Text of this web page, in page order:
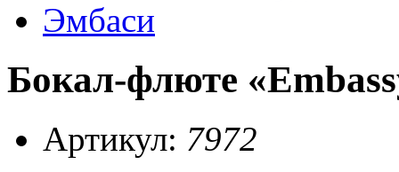
Эмбаси
Бокал-флюте
Артикул: 7972